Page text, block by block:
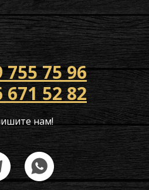
755 75 96
671 52 82
нам!